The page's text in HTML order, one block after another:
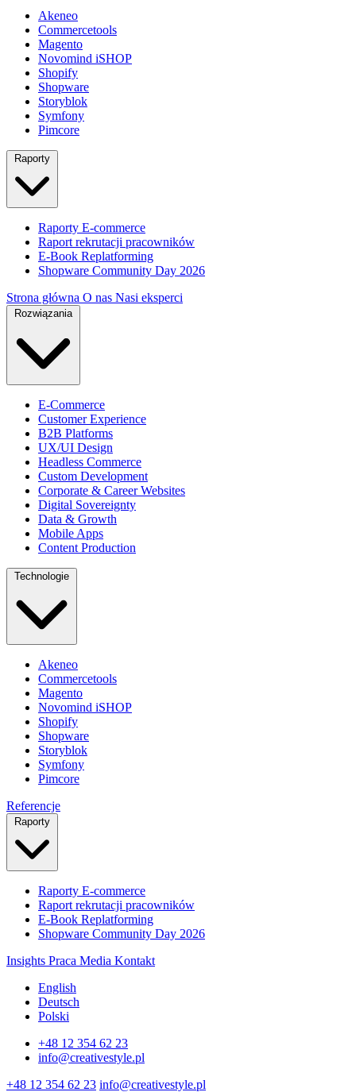
Akeneo
Commercetools
Magento
Novomind iSHOP
Shopify
Shopware
Storyblok
Symfony
Pimcore
Raporty
Raporty E-commerce
Raport rekrutacji pracowników
E-Book Replatforming
Shopware Community Day 2026
Strona główna O nas Nasi eksperci
Rozwiązania
E-Commerce
Customer Experience
B2B Platforms
UX/UI Design
Headless Commerce
Custom Development
Corporate & Career Websites
Digital Sovereignty
Data & Growth
Mobile Apps
Content Production
Technologie
Akeneo
Commercetools
Magento
Novomind iSHOP
Shopify
Shopware
Storyblok
Symfony
Pimcore
Referencje
Raporty
Raporty E-commerce
Raport rekrutacji pracowników
E-Book Replatforming
Shopware Community Day 2026
Insights Praca Media Kontakt
English
Deutsch
Polski
+48 12 354 62 23
info@creativestyle.pl
+48 12 354 62 23 info@creativestyle.pl